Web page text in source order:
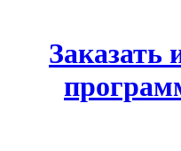
Заказать